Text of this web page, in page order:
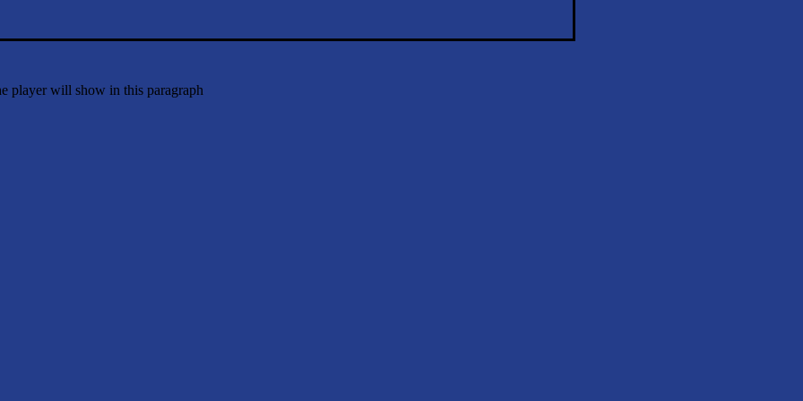
player will show in this paragraph